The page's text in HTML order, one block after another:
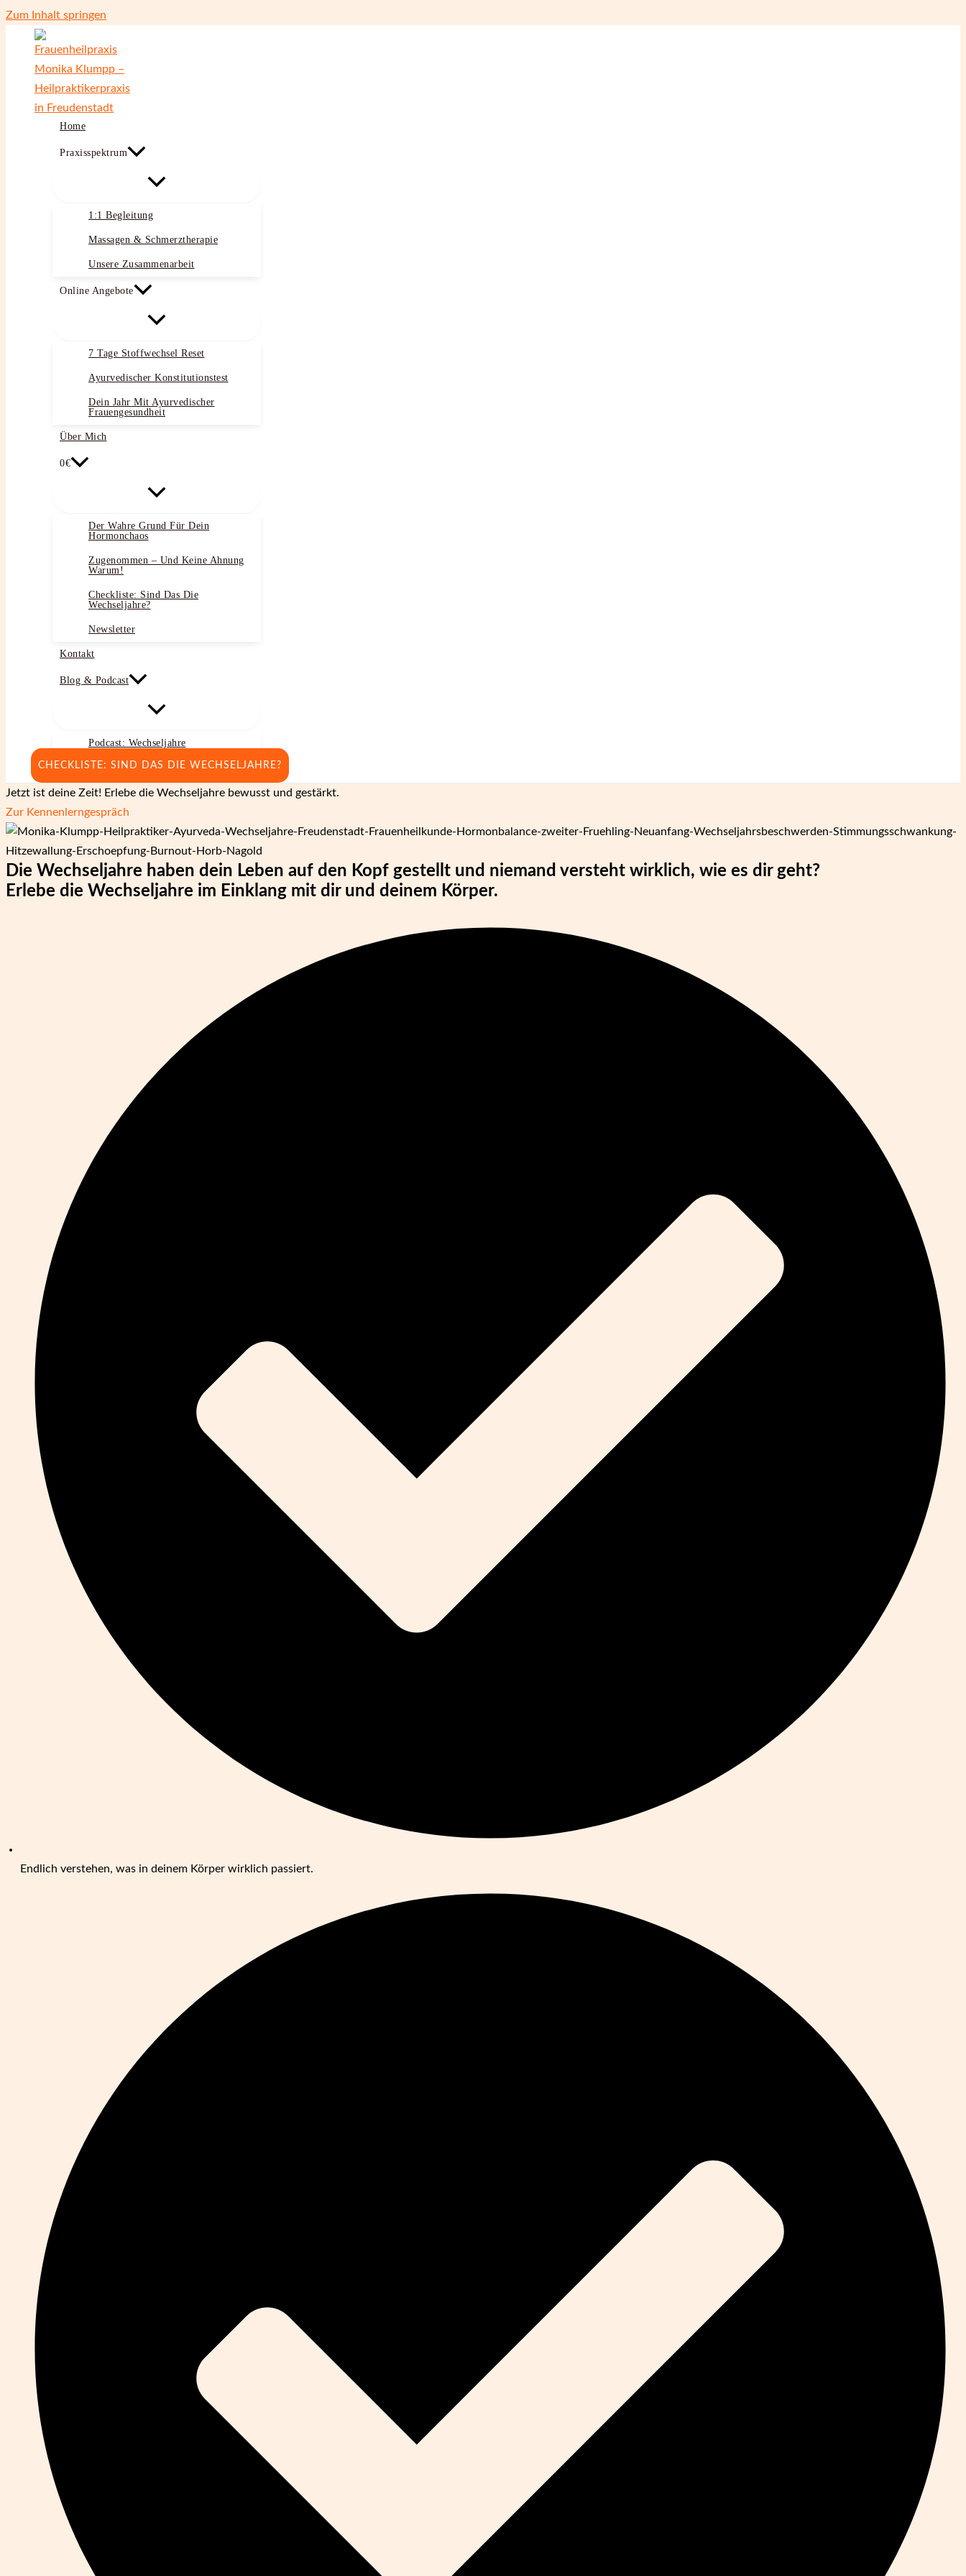
Zum Inhalt springen
Home
Praxisspektrum
1:1 Begleitung
Massagen & Schmerztherapie
Unsere Zusammenarbeit
Online Angebote
7 Tage Stoffwechsel Reset
Ayurvedischer Konstitutionstest
Dein Jahr Mit Ayurvedischer
Frauengesundheit
Über Mich
0€
Der Wahre Grund Für Dein
Hormonchaos
Zugenommen – Und Keine Ahnung
Warum!
Checkliste: Sind Das Die
Wechseljahre?
Newsletter
Kontakt
Blog & Podcast
Podcast: Wechseljahre
CHECKLISTE: SIND DAS DIE WECHSELJAHRE?
Jetzt ist deine Zeit! Erlebe die Wechseljahre bewusst und gestärkt.
Zur Kennenlerngespräch
Die Wechseljahre haben dein Leben auf den Kopf gestellt und niemand versteht wirklich, wie es dir geht?
Erlebe die Wechseljahre im Einklang mit dir und deinem Körper.
Endlich verstehen, was in deinem Körper wirklich passiert.